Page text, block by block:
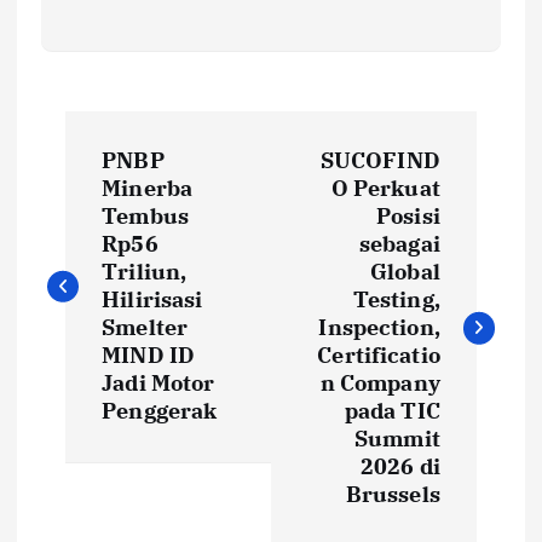
s
t
PNBP
Minerba
Tembus
Rp56
Triliun,
Hilirisasi
Smelter
MIND ID
Jadi Motor
Penggerak
SUCOFIND
O Perkuat
Posisi
sebagai
Global
Testing,
Inspection,
Certificatio
n Company
pada TIC
Summit
2026 di
Brussels